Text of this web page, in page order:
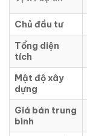
Chủ đầu tư
Tổng diện
tích
Mật độ xây
dựng
Giá bán trung
bình